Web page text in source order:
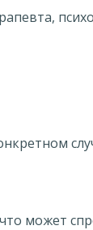
может